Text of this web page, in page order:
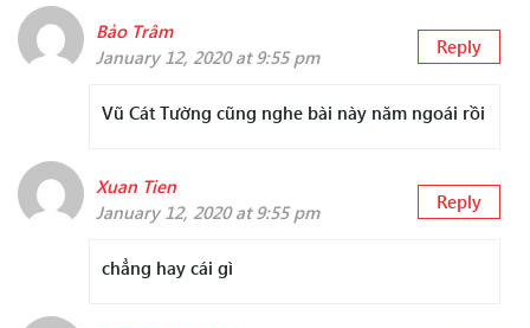
Bảo Trâm
January 12, 2020 at 9:55 pm
Reply
Vũ Cát Tường cũng nghe bài này năm ngoái rồi
Xuan Tien
January 12, 2020 at 9:55 pm
Reply
chẳng hay cái gì